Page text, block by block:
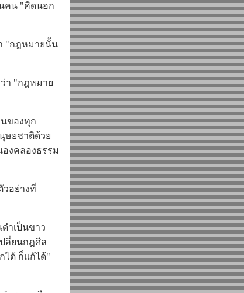
คน "คิดนอก
"กฎหมายนั้น
า "กฎหมาย
ของทุก
ษยชาติด้วย
งคลองธรรม
อย่างที่
ำเป็นขาว
ลี่ยนกฎศีล
ได้ ก็แก้ได้"